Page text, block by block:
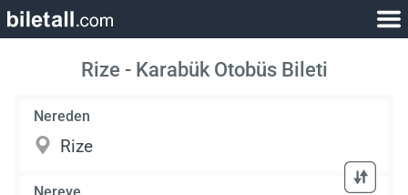
Rize - Karabük Otobüs Bileti
Nereden
Nereye